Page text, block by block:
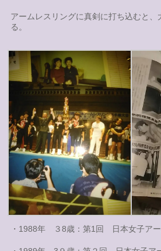
アームレスリングに真剣に打ち込むと、
る。
・1988年 ３8歳：第1回 日本女子アー